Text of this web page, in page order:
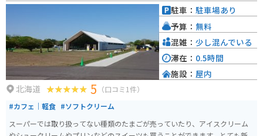
セスは、国道36号線沿いにある看板を目印に進み、踏切を渡って3.6km北進
したところにあります。周辺には駐車場があり、そこから徒歩でアクセスで
北海道 5 （口コミ1件）
#カフェ｜軽食 #ソフトクリーム
スーパーでは取り扱ってない種類のたまごが売っていたり、アイスクリーム
駐車： 駐車場あり
予算： 無料
混雑： 少し混んでいる
滞在： 0.5時間
施設： 屋内